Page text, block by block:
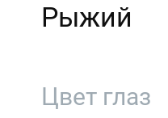
Рыжий
Цвет глаз